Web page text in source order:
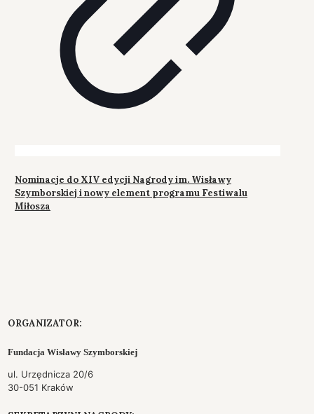
Nominacje do XIV edycji Nagrody im. Wisławy
Szymborskiej i nowy element programu Festiwalu
Miłosza
ORGANIZATOR:
Fundacja Wisławy Szymborskiej
ul. Urzędnicza 20/6
30-051 Kraków